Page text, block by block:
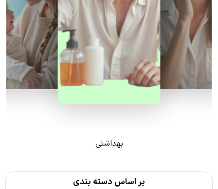
بهداشتی
بر اساس دسته بندی